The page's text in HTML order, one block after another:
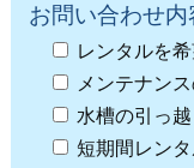
お問い合わせ内
レンタルを
メンテナン
水槽の引っ
短期間レン